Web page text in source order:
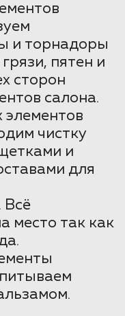
и торнадоры
пятен и
сторон
салона.
элементов
чистку
и
для
Всё
место так как